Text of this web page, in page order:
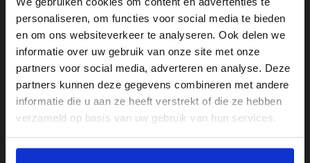
personaliseren, om functies voor social media te bieden
en om ons websiteverkeer te analyseren. Ook delen we
informatie over uw gebruik van onze site met onze
partners voor social media, adverteren en analyse. Deze
partners kunnen deze gegevens combineren met andere
informatie die u aan ze heeft verstrekt of die ze hebben
verzameld op basis van uw gebruik van hun services.
61 cm
Gewicht
20 kg
Inclusief armleuning?
Ja
Kleur